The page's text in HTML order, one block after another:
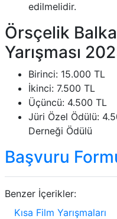
edilmelidir.
Örsçelik
Yarışması
Birinci: 15.000 TL
İkinci: 7.500 TL
Üçüncü: 4.500 TL
Jüri Özel Ödülü:
Derneği Ödülü
Başvuru
Benzer İçerikler:
Kısa Film Yarışmaları